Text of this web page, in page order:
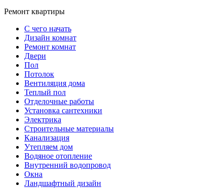
Ремонт квартиры
С чего начать
Дизайн комнат
Ремонт комнат
Двери
Пол
Потолок
Вентиляция дома
Теплый пол
Отделочные работы
Установка сантехники
Электрика
Строительные материалы
Канализация
Утепляем дом
Водяное отопление
Внутренний водопровод
Окна
Ландшафтный дизайн